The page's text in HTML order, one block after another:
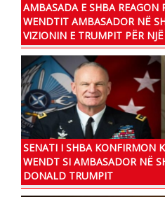
AMBASADA E SHBA REAGON
WENDTIT AMBASADOR NË
VIZIONIN E TRUMPIT PËR
SENATI I SHBA KONFIRMON
WENDT SI AMBASADOR NË
DONALD TRUMPIT